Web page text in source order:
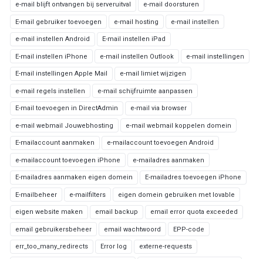
e-mail blijft ontvangen bij serveruitval e-mail doorsturen
E-mail gebruiker toevoegen e-mail hosting e-mail instellen
e-mail instellen Android E-mail instellen iPad
E-mail instellen iPhone e-mail instellen Outlook e-mail instellingen
E-mail instellingen Apple Mail e-mail limiet wijzigen
e-mail regels instellen e-mail schijfruimte aanpassen
E-mail toevoegen in DirectAdmin e-mail via browser
e-mail webmail Jouwebhosting e-mail webmail koppelen domein
E-mailaccount aanmaken e-mailaccount toevoegen Android
e-mailaccount toevoegen iPhone e-mailadres aanmaken
E-mailadres aanmaken eigen domein E-mailadres toevoegen iPhone
E-mailbeheer e-mailfilters eigen domein gebruiken met lovable
eigen website maken email backup email error quota exceeded
email gebruikersbeheer email wachtwoord EPP-code
err_too_many_redirects Error log externe-requests